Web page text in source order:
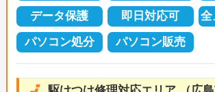
データ保護
即日対応可
全
パソコン処分
パソコン販売